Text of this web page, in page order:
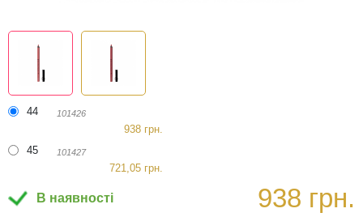
44 101426
938 грн.
45
101427
721,05 грн.
В наявності 938 грн.